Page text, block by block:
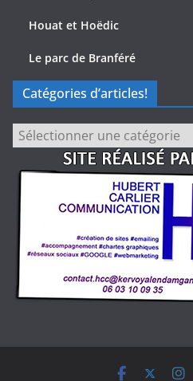
Houat et Hoëdic
Le parc de Branféré
Catégories d’articles!
Catégories